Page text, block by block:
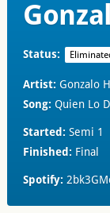
Status:
Artist: Gonzalo
Song: Quien Lo
Started: Semi 1
Finished: Final
Spotify: